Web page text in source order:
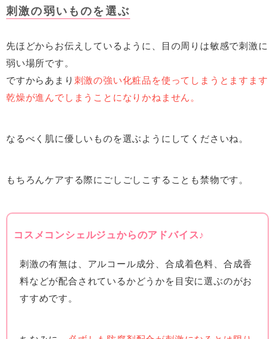
刺激の弱いものを選ぶ
先ほどからお伝えしているように、目の周りは敏感で刺激に
弱い場所です。
ですからあまり 刺激の強い化粧品を使ってしまうとますます
乾燥が進んでしまうことになりかねません。
なるべく肌に優しいものを選ぶようにしてくださいね。
もちろんケアする際にごしごしこすることも禁物です。
コスメコンシェルジュからのアドバイス♪
刺激の有無は、アルコール成分、合成着色料、合成香
料などが配合されているかどうかを目安に選ぶのがお
すすめです。